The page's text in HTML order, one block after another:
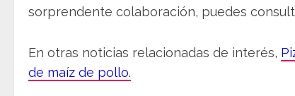
sorprendente colaboración, puedes
En otras noticias relacionadas de interés,
de maíz de pollo.